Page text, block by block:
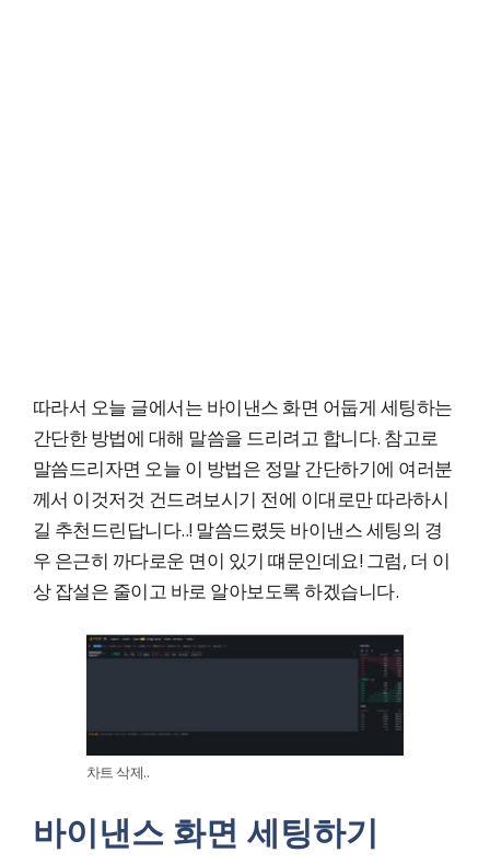
따라서 오늘 글에서는 바이낸스 화면 어둡게 세팅하는
간단한 방법에 대해 말씀을 드리려고 합니다. 참고로
말씀드리자면 오늘 이 방법은 정말 간단하기에 여러분
께서 이것저것 건드려보시기 전에 이대로만 따라하시
길 추천드린답니다..! 말씀드렸듯 바이낸스 세팅의 경
우 은근히 까다로운 면이 있기 떄문인데요! 그럼, 더 이
상 잡설은 줄이고 바로 알아보도록 하겠습니다.
차트 삭제..
바이낸스 화면 세팅하기